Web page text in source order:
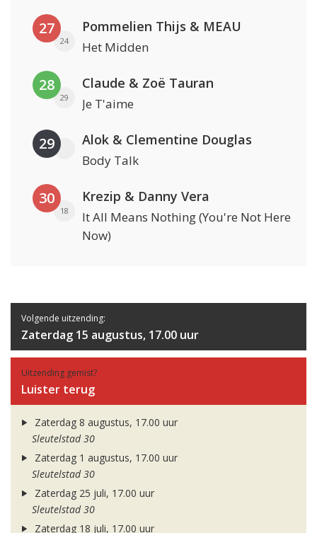
27
24
Pommelien Thijs & MEAU
Het Midden
28
29
Claude & Zoë Tauran
Je T'aime
29 Alok & Clementine Douglas
Body Talk
30
18
Krezip & Danny Vera
It All Means Nothing (You're Not Here
Now)
Volgende uitzending:
Zaterdag 15 augustus, 17.00 uur
Uitzending gemist?
Luister terug
Zaterdag 8 augustus, 17.00 uur
Sleutelstad 30
Zaterdag 1 augustus, 17.00 uur
Sleutelstad 30
Zaterdag 25 juli, 17.00 uur
Sleutelstad 30
Zaterdag 18 juli, 17.00 uur